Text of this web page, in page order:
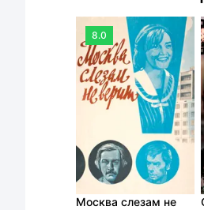
8.0
Москва слезам не